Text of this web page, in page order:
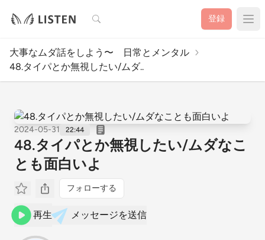
検索 登録
大事なムダ話をしよう〜 日常とメンタル
48.タイパとか無視したい/ムダ..
2024-05-31 22:44
48.タイパとか無視したい/ムダなこ
とも面白いよ
フォローする
再生 メッセージを送信